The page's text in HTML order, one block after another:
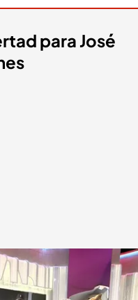
para José
que han llevado al juez a
Cuatro